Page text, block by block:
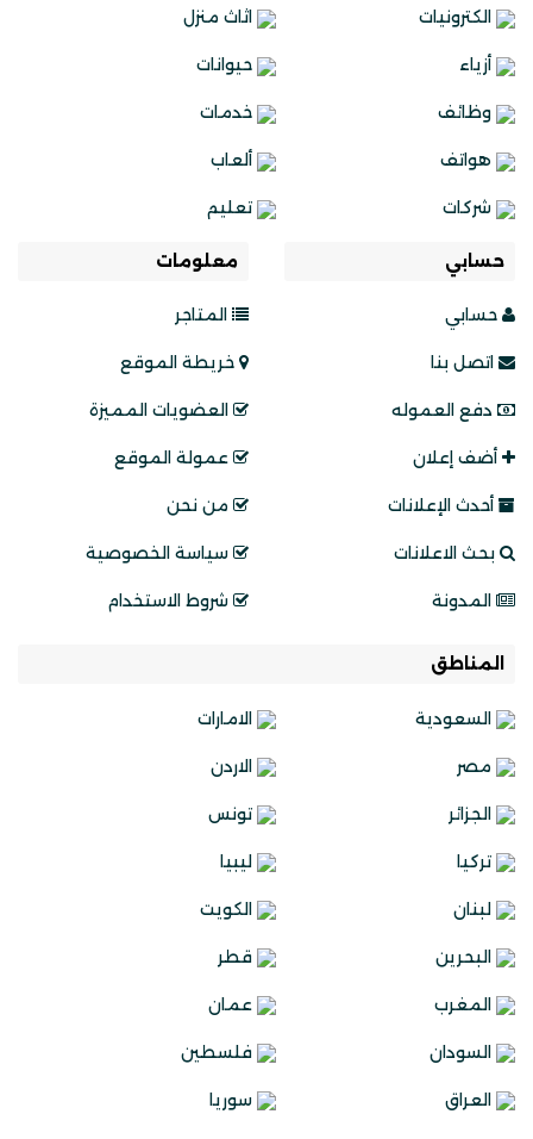
الكترونيات اثاث منزل
أزياء حيوانات
وظائف خدمات
هواتف ألعاب
شركات تعليم
حسابي
حسابي
اتصل بنا
دفع العموله
أضف إعلان
أحدث الإعلانات
بحث الاعلانات
المدونة
معلومات
المتاجر
خريطة الموقع
العضويات المميزة
عمولة الموقع
من نحن
سياسة الخصوصية
شروط الاستخدام
المناطق
السعودية الامارات
مصر الاردن
الجزائر تونس
تركيا ليبيا
لبنان الكويت
البحرين قطر
المغرب عمان
السودان فلسطين
العراق سوريا